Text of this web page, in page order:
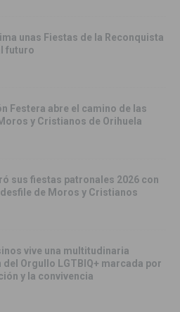
unas Fiestas de la Reconquista
futuro
Festera abre el camino de las
y Cristianos de Orihuela
sus fiestas patronales 2026 con
de Moros y Cristianos
vive una multitudinaria
Orgullo LGTBIQ+ marcada por
y la convivencia